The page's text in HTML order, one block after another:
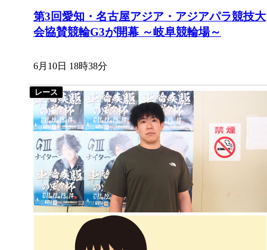
第3回愛知・名古屋アジア・アジアパラ競技大
会協賛競輪G3が開幕 ～岐阜競輪場～
6月10日 18時38分